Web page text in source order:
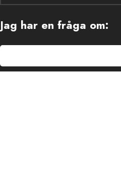
Jag har en fråga om: